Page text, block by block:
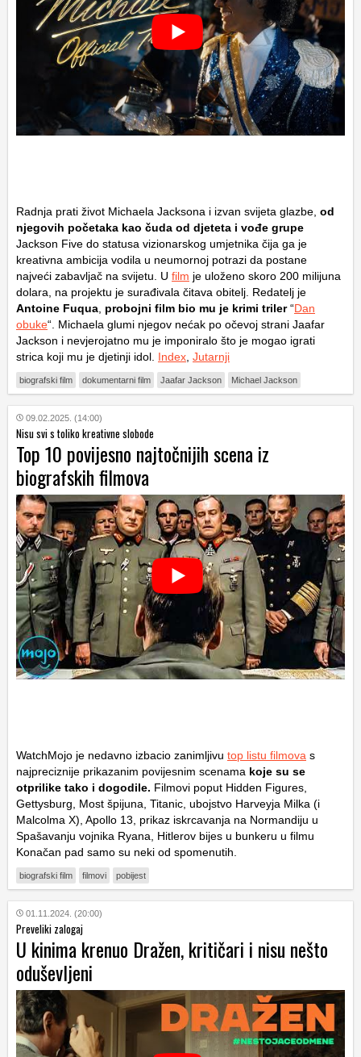
Radnja prati život Michaela Jacksona i izvan svijeta glazbe, od
njegovih početaka kao čuda od djeteta i vođe grupe
Jackson Five do statusa vizionarskog umjetnika čija ga je
kreativna ambicija vodila u neumornoj potrazi da postane
najveći zabavljač na svijetu. U film je uloženo skoro 200 milijuna
dolara, na projektu je surađivala čitava obitelj. Redatelj je
Antoine Fuqua probojni film bio mu je krimi triler“Dan
obuke“. Michaela glumi njegov nećak po očevoj strani Jaafar
Jackson i nevjerojatno mu je imponiralo što je mogao igrati
strica koji mu je djetinji idol. Index Jutarnji
biografski film dokumentarni film Jaafar Jackson Michael Jackson
09.02.2025. (14:00)
Nisu svi s toliko kreativne slobode
Top 10 povijesno najtočnijih scena iz
biografskih filmova
WatchMojo je nedavno izbacio zanimljivu top listu filmova s
najpreciznije prikazanim povijesnim scenama koje su se
otprilike tako i dogodile. Filmovi poput Hidden Figures,
Gettysburg, Most špijuna, Titanic, ubojstvo Harveyja Milka (i
Malcolma X), Apollo 13, prikaz iskrcavanja na Normandiju u
Spašavanju vojnika Ryana, Hitlerov bijes u bunkeru u filmu
Konačan pad samo su neki od spomenutih.
biografski film filmovi pobijest
01.11.2024. (20:00)
Preveliki zalogaj
U kinima krenuo Dražen, kritičari i nisu nešto
oduševljeni